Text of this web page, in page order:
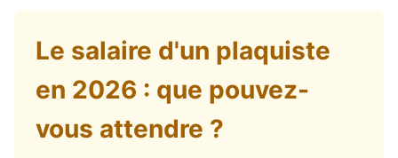
Le salaire d'un plaquiste
en 2026 : que pouvez-
vous attendre ?